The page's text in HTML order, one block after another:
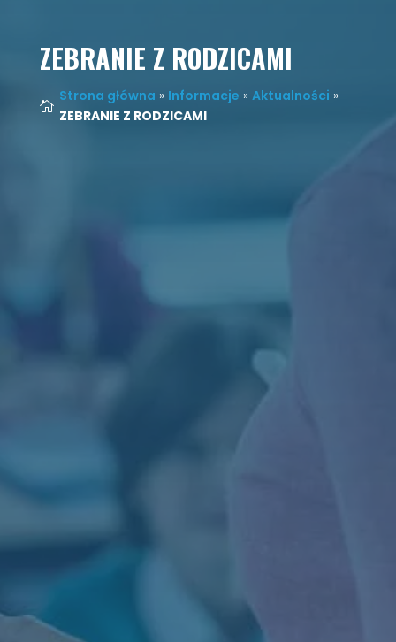
ZEBRANIE Z RODZICAMI

Strona główna » Informacje » Aktualności »
ZEBRANIE Z RODZICAMI